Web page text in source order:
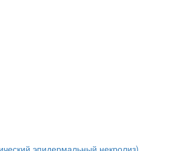
эпидермальный некролиз)